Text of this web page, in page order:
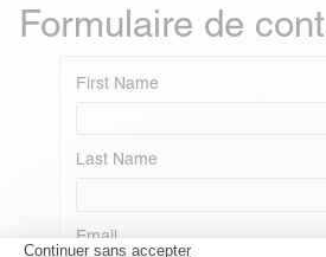
Formulaire de
First Name
Last Name
Email